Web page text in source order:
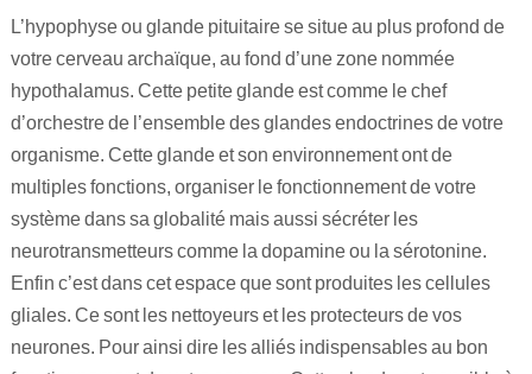
L’hypophyse ou glande pituitaire se situe au plus profond de
votre cerveau archaïque, au fond d’une zone nommée
hypothalamus. Cette petite glande est comme le chef
d’orchestre de l’ensemble des glandes endoctrines de votre
organisme. Cette glande et son environnement ont de
multiples fonctions, organiser le fonctionnement de votre
système dans sa globalité mais aussi sécréter les
neurotransmetteurs comme la dopamine ou la sérotonine.
Enfin c’est dans cet espace que sont produites les cellules
gliales. Ce sont les nettoyeurs et les protecteurs de vos
neurones. Pour ainsi dire les alliés indispensables au bon